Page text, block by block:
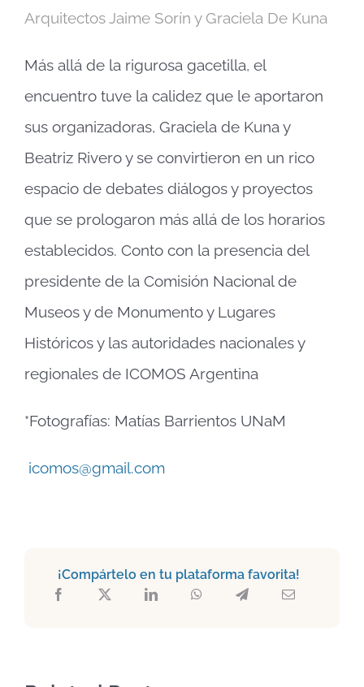
Arquitectos Jaime Sorín y Graciela De Kuna
Más allá de la rigurosa gacetilla, el
encuentro tuve la calidez que le aportaron
sus organizadoras, Graciela de Kuna y
Beatriz Rivero y se convirtieron en un rico
espacio de debates diálogos y proyectos
que se prologaron más allá de los horarios
establecidos. Conto con la presencia del
presidente de la Comisión Nacional de
Museos y de Monumento y Lugares
Históricos y las autoridades nacionales y
regionales de ICOMOS Argentina
*Fotografías: Matías Barrientos UNaM
icomos@gmail.com
¡Compártelo en tu plataforma favorita!